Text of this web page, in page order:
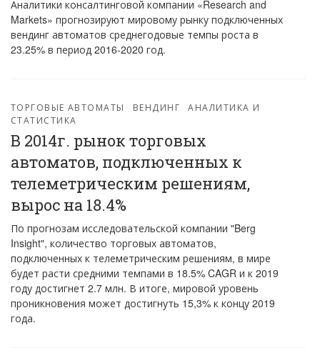
Аналитики консалтинговой компании «Research and
Markets» прогнозируют мировому рынку подключенных
вендинг автоматов среднегодовые темпы роста в
23.25% в период 2016-2020 год.
ТОРГОВЫЕ АВТОМАТЫ ВЕНДИНГ
АНАЛИТИКА И
СТАТИСТИКА
В 2014г. рынок торговых
автоматов, подключенных к
телеметрическим решениям,
вырос на 18.4%
По прогнозам исследовательской компании "Berg
Insight", количество торговых автоматов,
подключенных к телеметрическим решениям, в мире
будет расти средними темпами в 18.5% CAGR и к 2019
году достигнет 2.7 млн. В итоге, мировой уровень
проникновения может достигнуть 15,3% к концу 2019
года.